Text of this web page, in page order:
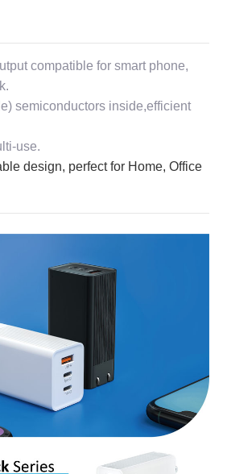
compatible for smart phone,
semiconductors inside,efficient
use.
design, perfect for Home, Office